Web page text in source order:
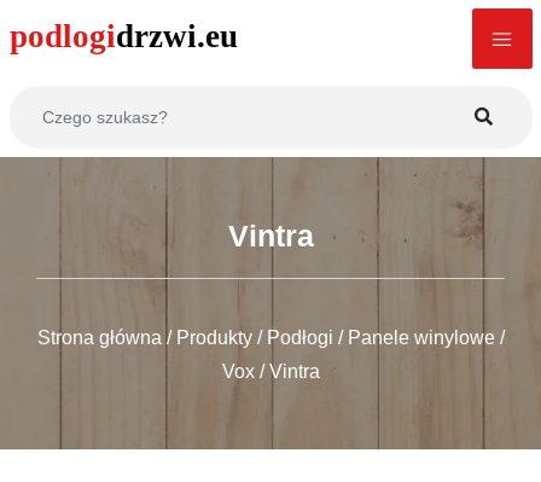
Vintra
Strona główna / Produkty/ Podłogi / Panele winylowe /
Vox/Vintra